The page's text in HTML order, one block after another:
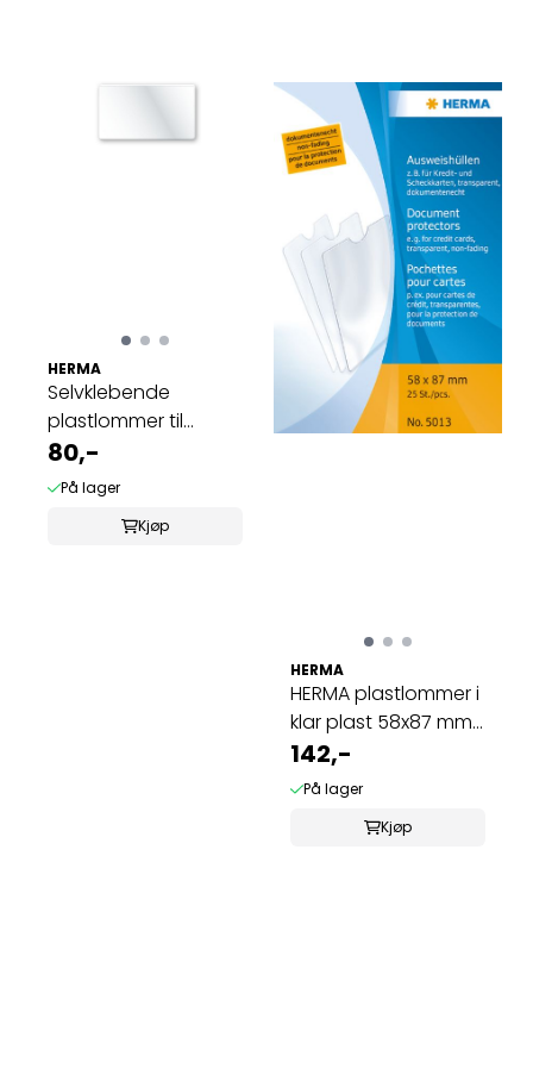
HERMA
Selvklebende
plastlommer til
visittkort, 95 x 60 ...
80,-
På lager
Kjøp
HERMA
HERMA plastlommer i
klar plast 58x87 mm,
bankkort ...
142,-
På lager
Kjøp